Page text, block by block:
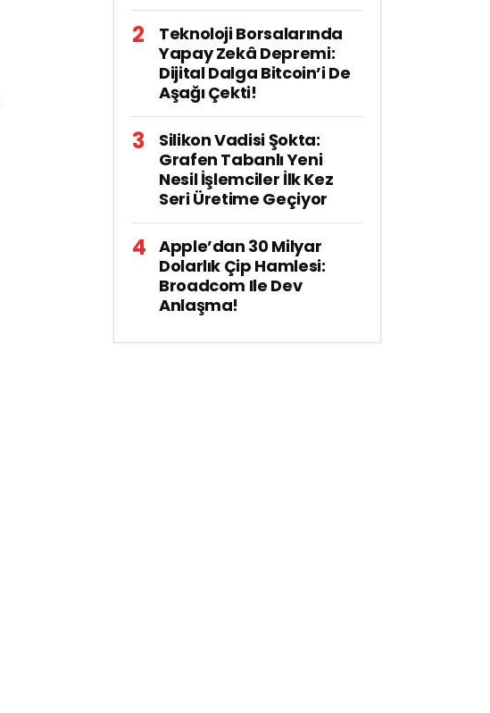
Teknoloji Borsalarında
Yapay Zekâ Depremi:
Dijital Dalga Bitcoin’i De
Aşağı Çekti!
Silikon Vadisi Şokta:
Grafen Tabanlı Yeni
Nesil İşlemciler İlk Kez
Seri Üretime Geçiyor
Apple’dan 30 Milyar
Dolarlık Çip Hamlesi:
Broadcom Ile Dev
Anlaşma!